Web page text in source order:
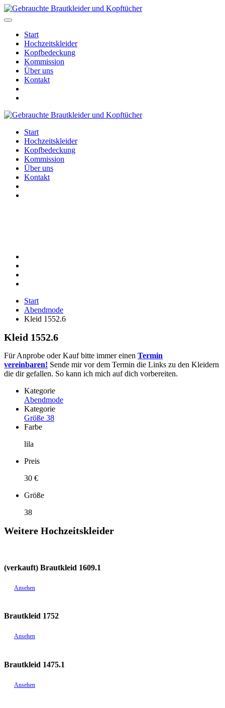
Start
Hochzeitskleider
Kopfbedeckung
Kommission
Über uns
Kontakt
Start
Hochzeitskleider
Kopfbedeckung
Kommission
Über uns
Kontakt
Start
Abendmode
Kleid 1552.6
Kleid 1552.6
Für Anprobe oder Kauf bitte immer einen Termin
vereinbaren! Sende mir vor dem Termin die Links zu den Kleidern
die dir gefallen. So kann ich mich auf dich vorbereiten.
Kategorie
Abendmode
Kategorie
Größe 38
Farbe
lila
Preis
30 €
Größe
38
Weitere Hochzeitskleider
(verkauft) Brautkleid 1609.1
Ansehen
Brautkleid 1752
Ansehen
Brautkleid 1475.1
Ansehen